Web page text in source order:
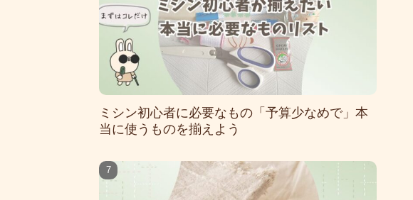
ミシン初心者に必要なもの「予算少なめで」本
当に使うものを揃えよう